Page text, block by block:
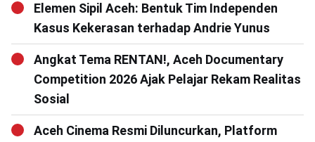
Elemen Sipil Aceh: Bentuk Tim Independen
Kasus Kekerasan terhadap Andrie Yunus
Angkat Tema RENTAN!, Aceh Documentary
Competition 2026 Ajak Pelajar Rekam Realitas
Sosial
Aceh Cinema Resmi Diluncurkan, Platform